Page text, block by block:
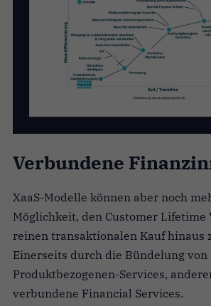
Verbundene
XaaS-Modelle können aber noch
Möglichkeit, den Customer Lifetime
reinen transaktionalen Kauf hinaus
Einerseits durch die Bündelung von
Produktbezogenen-Services,
verbundene Financial Services.